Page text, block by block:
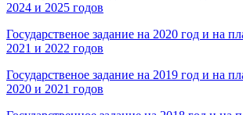
2024 и 2025 годов
Государственое задание на 2020 год и на
2021 и 2022 годов
Государственое задание на 2019 год и на
2020 и 2021 годов